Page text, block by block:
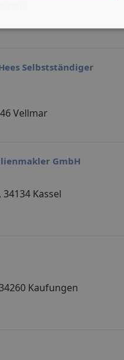
Selbstständiger
Vellmar
GmbH
Kassel
Kaufungen